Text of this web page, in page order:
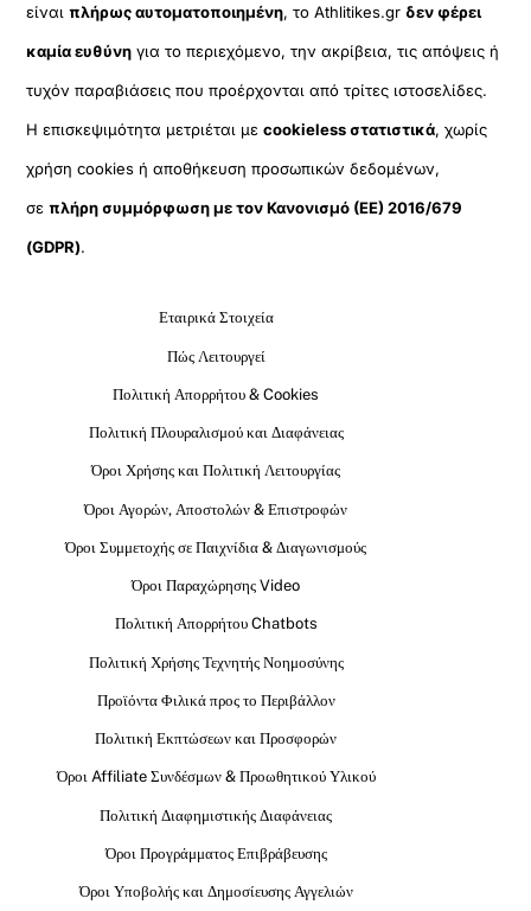
είναιπλήρως αυτοματοποιημένη, το Athlitikes.gr δεν φέρει
καμία ευθύνη για το περιεχόμενο, την ακρίβεια, τις απόψεις ή
τυχόν παραβιάσεις που προέρχονται από τρίτες ιστοσελίδες.
Η επισκεψιμότητα μετριέται μεcookieless στατιστικά, χωρίς
χρήση cookies ή αποθήκευση προσωπικών δεδομένων,
σεπλήρη συμμόρφωση με τον Κανονισμό (ΕΕ) 2016/679
(GDPR).
Εταιρικά Στοιχεία
Πώς Λειτουργεί
Πολιτική Απορρήτου & Cookies
Πολιτική Πλουραλισμού και Διαφάνειας
Όροι Χρήσης και Πολιτική Λειτουργίας
Όροι Αγορών, Αποστολών & Επιστροφών
Όροι Συμμετοχής σε Παιχνίδια & Διαγωνισμούς
Όροι Παραχώρησης Video
Πολιτική Απορρήτου Chatbots
Πολιτική Χρήσης Τεχνητής Νοημοσύνης
Προϊόντα Φιλικά προς το Περιβάλλον
Πολιτική Εκπτώσεων και Προσφορών
Όροι Affiliate Συνδέσμων & Προωθητικού Υλικού
Πολιτική Διαφημιστικής Διαφάνειας
Όροι Προγράμματος Επιβράβευσης
Όροι Υποβολής και Δημοσίευσης Αγγελιών